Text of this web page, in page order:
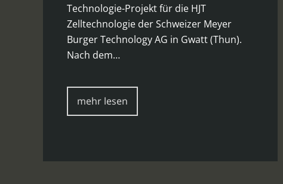
Technologie-Projekt für die HJT
Zelltechnologie der Schweizer Meyer
Burger Technology AG in Gwatt (Thun).
Nach dem…
mehr lesen